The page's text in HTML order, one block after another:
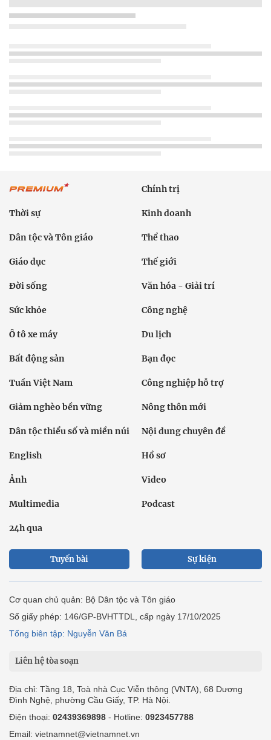
Chính trị
Thời sự Kinh doanh
Dân tộc và Tôn giáo Thể thao
Giáo dục Thế giới
Đời sống Văn hóa - Giải trí
Sức khỏe Công nghệ
Ô tô xe máy Du lịch
Bất động sản Bạn đọc
Tuần Việt Nam Công nghiệp hỗ trợ
Giảm nghèo bền vững Nông thôn mới
Dân tộc thiểu số và miền núi Nội dung chuyên đề
English Hồ sơ
Ảnh Video
Multimedia Podcast
24h qua
Tuyến bài Sự kiện
Cơ quan chủ quản: Bộ Dân tộc và Tôn giáo
Số giấy phép: 146/GP-BVHTTDL, cấp ngày 17/10/2025
Tổng biên tập: Nguyễn Văn Bá
Liên hệ tòa soạn
Địa chỉ: Tầng 18, Toà nhà Cục Viễn thông (VNTA), 68 Dương
Đình Nghệ, phường Cầu Giấy, TP. Hà Nội.
Điện thoại: 02439369898 - Hotline: 0923457788
Email: vietnamnet@vietnamnet.vn